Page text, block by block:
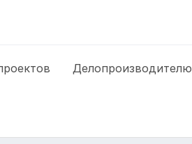
Делопроизводителю